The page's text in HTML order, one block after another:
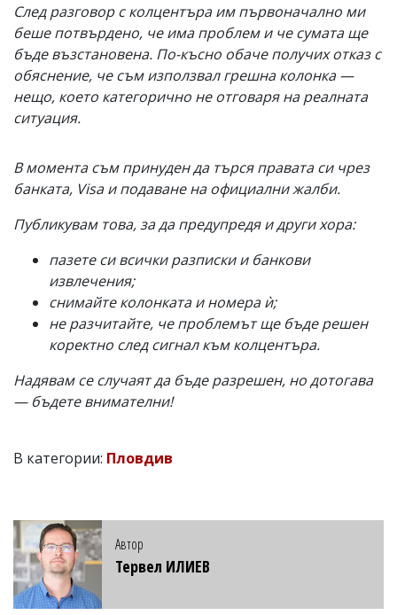
След разговор с колцентъра им първоначално ми
беше потвърдено, че има проблем и че сумата ще
бъде възстановена. По-късно обаче получих отказ с
обяснение, че съм използвал грешна колонка —
нещо, което категорично не отговаря на реалната
ситуация.
В момента съм принуден да търся правата си чрез
банката, Visa и подаване на официални жалби.
Публикувам това, за да предупредя и други хора:
пазете си всички разписки и банкови
извлечения;
снимайте колонката и номера ѝ;
не разчитайте, че проблемът ще бъде решен
коректно след сигнал към колцентъра.
Надявам се случаят да бъде разрешен, но дотогава
— бъдете внимателни!
В категории: Пловдив
Автор
Тервел ИЛИЕВ